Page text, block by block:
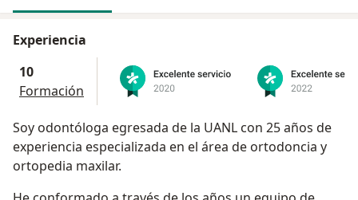
Experiencia
10
Formación
Soy odontóloga egresada de la UANL con 25 años de
experiencia especializada en el área de ortodoncia y
ortopedia maxilar.